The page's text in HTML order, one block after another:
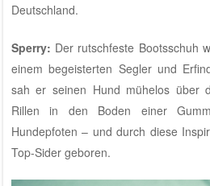
Deutschland.
Sperry: Der rutschfeste Bootsschuh
einem begeisterten Segler und
sah er seinen Hund mühelos über
Rillen in den Boden einer
Hundepfoten – und durch diese
Top-Sider geboren.